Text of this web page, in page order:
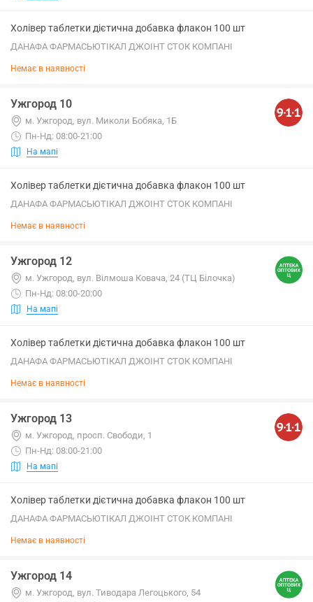
Холівер таблетки дієтична добавка флакон 100 шт
ДАНАФА ФАРМАСЬЮТІКАЛ ДЖОІНТ СТОК КОМПАНІ
Немає в наявності
Ужгород 10
м. Ужгород, вул. Миколи Бобяка, 1Б
Пн-Нд: 08:00-21:00
На мапі
Холівер таблетки дієтична добавка флакон 100 шт
ДАНАФА ФАРМАСЬЮТІКАЛ ДЖОІНТ СТОК КОМПАНІ
Немає в наявності
Ужгород 12
м. Ужгород, вул. Вілмоша Ковача, 24 (ТЦ Білочка)
Пн-Нд: 08:00-20:00
На мапі
Холівер таблетки дієтична добавка флакон 100 шт
ДАНАФА ФАРМАСЬЮТІКАЛ ДЖОІНТ СТОК КОМПАНІ
Немає в наявності
Ужгород 13
м. Ужгород, просп. Свободи, 1
Пн-Нд: 08:00-21:00
На мапі
Холівер таблетки дієтична добавка флакон 100 шт
ДАНАФА ФАРМАСЬЮТІКАЛ ДЖОІНТ СТОК КОМПАНІ
Немає в наявності
Ужгород 14
м. Ужгород, вул. Тиводара Легоцького, 54